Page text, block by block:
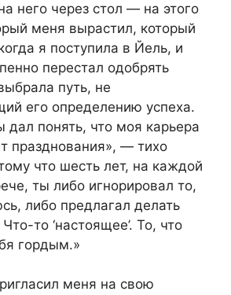
него через стол — на этого
меня вырастил, который
я поступила в Йель, и
перестал одобрять
путь, не
его определению успеха.
дал понять, что моя карьера
празднования», — тихо
что шесть лет, на каждой
ты либо игнорировал то,
либо предлагал делать
то ‘настоящее’. То, что
гордым.»
меня на свою